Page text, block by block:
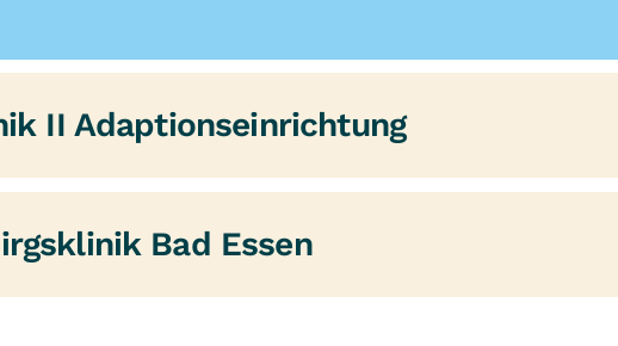
II Adaptionseinrichtung
II ist eine Adaptionseinrichtung
Abhängigkeitserkrankungen mit 25
und Männer sowie Paare. Ziel der
Bad Essen